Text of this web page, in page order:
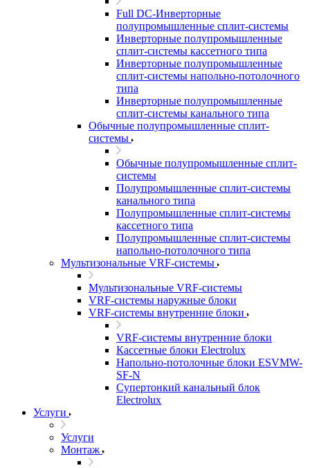
Full DC-Инверторные
полупромышленные сплит-системы
Инверторные полупромышленные
сплит-системы кассетного типа
Инверторные полупромышленные
сплит-системы напольно-потолочного
типа
Инверторные полупромышленные
сплит-системы канального типа
Обычные полупромышленные сплит-
системы
Обычные полупромышленные сплит-
системы
Полупромышленные сплит-системы
канального типа
Полупромышленные сплит-системы
кассетного типа
Полупромышленные сплит-системы
напольно-потолочного типа
Мультизональные VRF-системы
Мультизональные VRF-системы
VRF-системы наружные блоки
VRF-системы внутренние блоки
VRF-системы внутренние блоки
Кассетные блоки Electrolux
Напольно-потолочные блоки ESVMW-
SF-N
Супертонкий канальный блок
Electrolux
Услуги
Услуги
Монтаж